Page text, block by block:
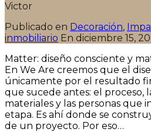
Victor
Publicado en Decoración,
inmobiliario En diciembre 15,
Matter: diseño consciente y
En We Are creemos que el
únicamente por el resultado
que sucede antes: el proceso,
materiales y las personas que
etapa. Es ahí donde se
de un proyecto. Por eso…